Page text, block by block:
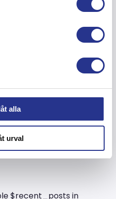
alla
urval
och upp till 95°C.
i vår verksamhet!
använder enbart vatten
av fast blästermedel,
$recent_posts in